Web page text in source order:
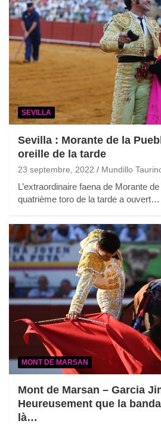
SEVILLA
Sevilla : Morante de la
oreille de la tarde
23 septembre, 2022 Mundillo
L’extraordinaire faena de Morante
quatrième toro de la tarde a ouvert…
MONT DE MARSAN
Mont de Marsan – Garcia
Heureusement que la
là…